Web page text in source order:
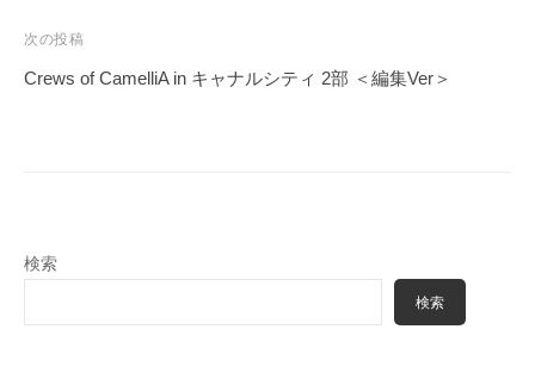
ビ
ゲ
次の投稿
Crews of CamelliA in キャナルシティ 2部 ＜編集Ver＞
検索
検索